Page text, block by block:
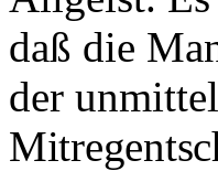
daß die
der